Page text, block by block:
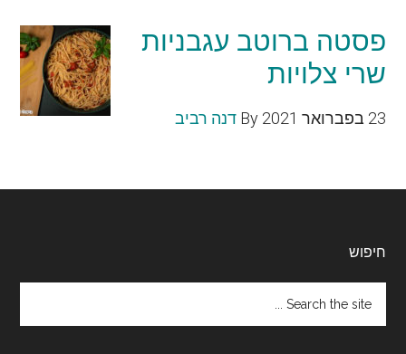
פסטה ברוטב עגבניות
שרי צלויות
23 בפברואר 2021 By דנה רביב
Footer
חיפוש
the